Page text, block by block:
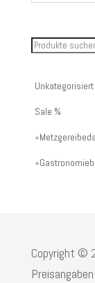
Suche
Artikelnummer
oder
Unkategorisiert
Sale %
Copyright ©